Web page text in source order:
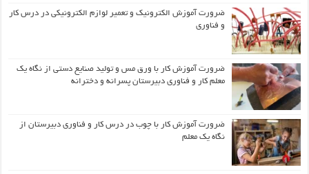
ضرورت آموزش الکترونیک و تعمیر لوازم الکترونیکی در درس کار
و فناوری
ضرورت آموزش کار با ورق مس و تولید صنایع دستی از نگاه یک
معلم کار و فناوری دبیرستان پسرانه و دخترانه
ضرورت آموزش کار با چوب در درس کار و فناوری دبیرستان از
نگاه یک معلم